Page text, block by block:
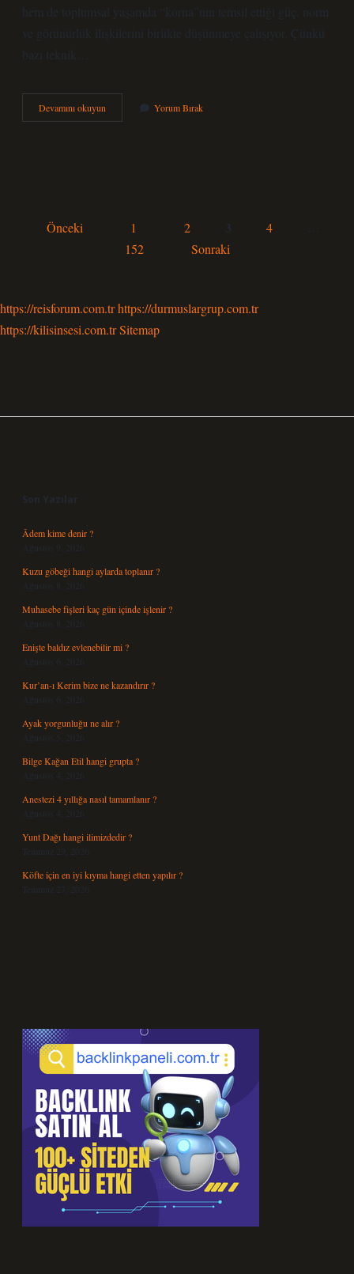
hem de toplumsal yaşamda “korna”nın temsil ettiği güç, norm
ve görünürlük ilişkilerini birlikte düşünmeye çalışıyor. Çünkü
bazı teknik…
Devamını okuyun
nasıl
Yorum Bırak
Yazı
sayfalaması
Önceki 1 2 3 4
152
Sonraki
https://reisforum.com.trhttps://durmuslargrup.com.tr
https://kilisinsesi.com.trSitemap
Son Yazılar
Âdem kime denir ?
Ağustos 9, 2026
Kuzu göbeği hangi aylarda toplanır ?
Ağustos 8, 2026
Muhasebe fişleri kaç gün içinde işlenir ?
Ağustos 8, 2026
Enişte baldız evlenebilir mi ?
Ağustos 6, 2026
Kur’an-ı Kerim bize ne kazandırır ?
Ağustos 6, 2026
Ayak yorgunluğu ne alır ?
Ağustos 5, 2026
Bilge Kağan Etil hangi grupta ?
Ağustos 4, 2026
Anestezi 4 yıllığa nasıl tamamlanır ?
Ağustos 4, 2026
Yunt Dağı hangi ilimizdedir ?
Temmuz 29, 2026
Köfte için en iyi kıyma hangi etten yapılır ?
Temmuz 27, 2026